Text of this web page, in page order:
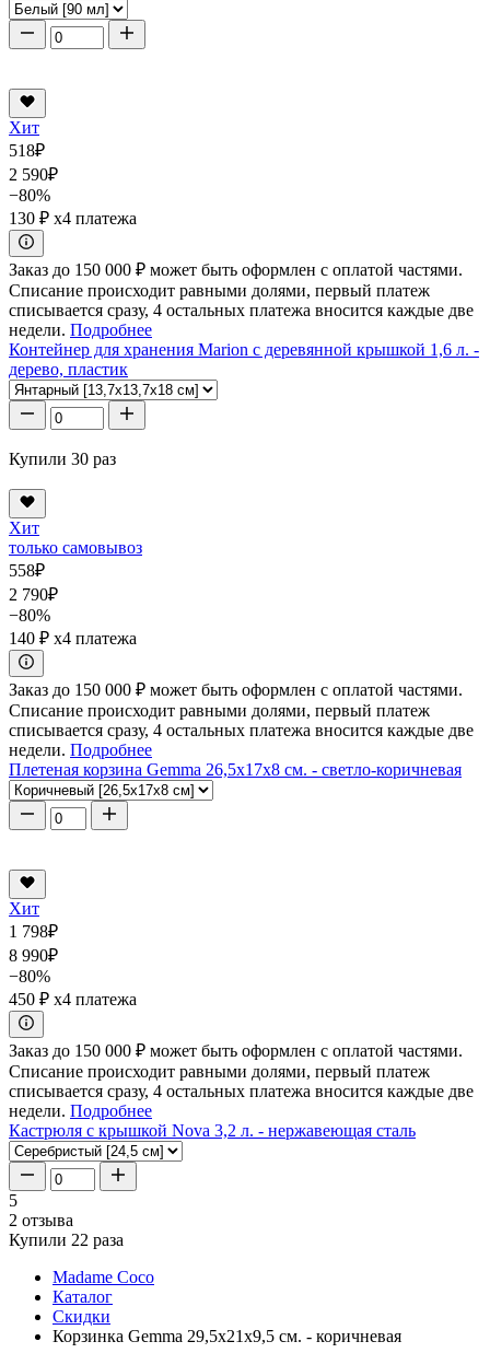
Хит
518₽
2 590₽
−80%
130 ₽ x4 платежа
Заказ до 150 000 ₽ может быть оформлен с оплатой частями.
Списание происходит равными долями, первый платеж
списывается сразу, 4 остальных платежа вносится каждые две
недели. Подробнее
Контейнер для хранения Marion с деревянной крышкой 1,6 л. -
дерево, пластик
Купили 30 раз
Хит
только самовывоз
558₽
2 790₽
−80%
140 ₽ x4 платежа
Заказ до 150 000 ₽ может быть оформлен с оплатой частями.
Списание происходит равными долями, первый платеж
списывается сразу, 4 остальных платежа вносится каждые две
недели. Подробнее
Плетеная корзина Gemma 26,5x17x8 см. - светло-коричневая
Хит
1 798₽
8 990₽
−80%
450 ₽ x4 платежа
Заказ до 150 000 ₽ может быть оформлен с оплатой частями.
Списание происходит равными долями, первый платеж
списывается сразу, 4 остальных платежа вносится каждые две
недели. Подробнее
Кастрюля с крышкой Nova 3,2 л. - нержавеющая сталь
5
2 отзыва
Купили 22 раза
Madame Coco
Каталог
Скидки
Корзинка Gemma 29,5x21x9,5 см. - коричневая